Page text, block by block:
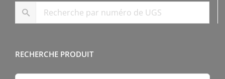
RECHERCHE PRODUIT